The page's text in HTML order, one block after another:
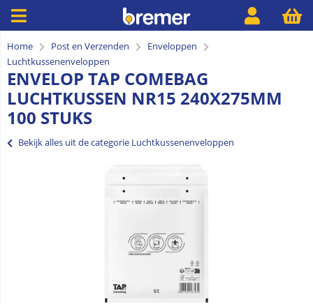
Home Post en Verzenden
Enveloppen
Luchtkussenenveloppen
ENVELOP TAP COMEBAG
LUCHTKUSSEN NR15 240X275MM
100 STUKS
Bekijk alles uit de categorie Luchtkussenenveloppen